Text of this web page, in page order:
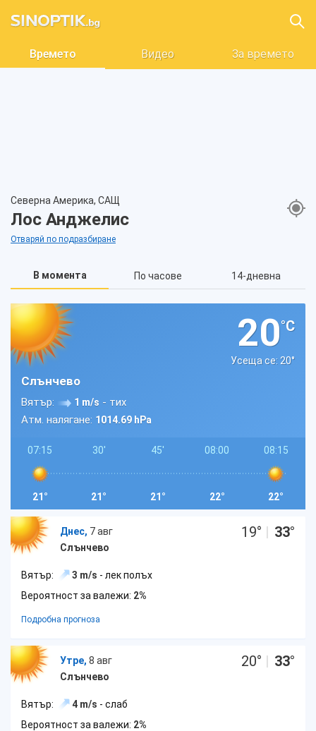
Времето Видео За времето
Северна Америка, САЩ
Лос Анджелис
Отваряй по подразбиране
В момента По часове 14-дневна
20°C
Усеща се: 20°
Слънчево
Вятър: 1 m/s - тих
Атм. налягане: 1014.69 hPa
07:15
21°
30'
21°
45'
21°
08:00
22°
08:15
22°
Днес, 7 авг
Слънчево
19° | 33°
Вятър: 3 m/s - лек полъх
Вероятност за валежи: 2%
Подробна прогноза
Утре, 8 авг
Слънчево
20° | 33°
Вятър: 4 m/s - слаб
Вероятност за валежи: 2%